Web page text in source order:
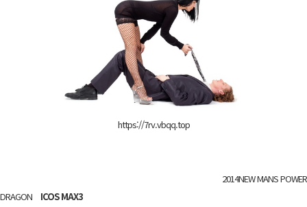
https://7rv.vbqq.top
2014NEW MANS POWER
DRAGON ICOS MAX3